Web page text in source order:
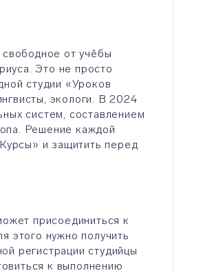
от учёбы
Это не просто
студии «Уроков
экологи. В 2024
систем, составлением
Решение каждой
и защитить перед
присоединиться к
этого нужно получить
регистрации студийцы
к выполнению